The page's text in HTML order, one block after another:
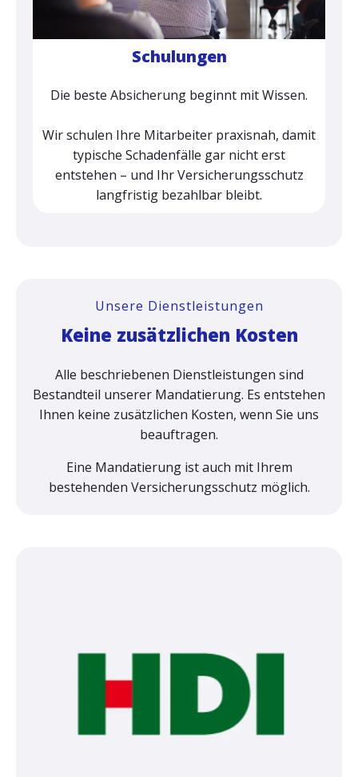
Schulungen
Die beste Absicherung beginnt mit Wissen.
Wir schulen Ihre Mitarbeiter praxisnah, damit
typische Schadenfälle gar nicht erst
entstehen – und Ihr Versicherungsschutz
langfristig bezahlbar bleibt.
Unsere Dienstleistungen
Keine zusätzlichen Kosten
Alle beschriebenen Dienstleistungen sind
Bestandteil unserer Mandatierung. Es entstehen
Ihnen keine zusätzlichen Kosten, wenn Sie uns
beauftragen.
Eine Mandatierung ist auch mit Ihrem
bestehenden Versicherungsschutz möglich.